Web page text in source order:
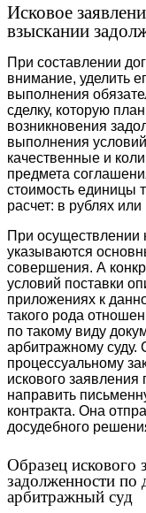
Исковое
взыскании
При составлении
внимание, уделить
выполнения
сделку, которую
возникновения
выполнения
качественные и
предмета
стоимость единицы
расчет: в рублях
При осуществлении
указываются
совершения. А
условий поставки
приложениях к
такого рода
по такому виду
арбитражному суду.
процессуальному
искового
направить
контракта. Она
досудебного
Образец искового
задолженности по
арбитражный суд